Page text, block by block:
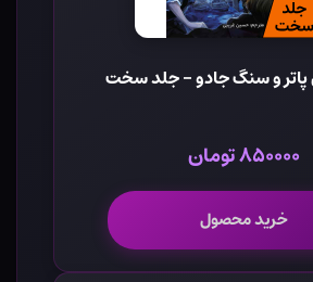
و سنگ جادو - جلد سخت
۸۵۰۰۰۰ تومان
خرید محصول